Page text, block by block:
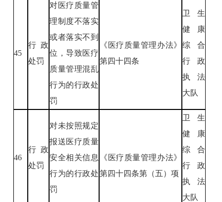
45
行政
处罚
对医疗质量管
理制度不落实
或者落实不到
位，导致医疗
质量管理混乱
行为的行政处
罚
《医疗质量管理办法》
第四十四条
卫生
健康
综合
行政
执法
大队
46
行政
处罚
对未按照规定
报送医疗质量
安全相关信息
行为的行政处
罚
《医疗质量管理办法》
第四十四条第（五）项
卫生
健康
综合
行政
执法
大队